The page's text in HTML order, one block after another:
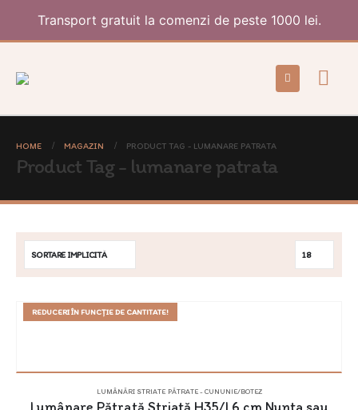
Transport gratuit la comenzi de peste 1000 lei.
HOME MAGAZIN PRODUCT TAG - LUMANARE PATRATA
Product Tag - lumanare patrata
REDUCERI ÎN FUNCȚIE DE CANTITATE!
LUMÂNĂRI STRIATE PĂTRATE - CUNUNIE/BOTEZ
Lumânare Pătrată Striată H35/L6 cm Nunta sau